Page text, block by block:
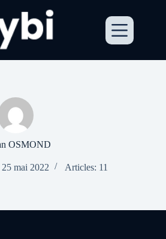
OSMOND
mai 2022 Articles: 11